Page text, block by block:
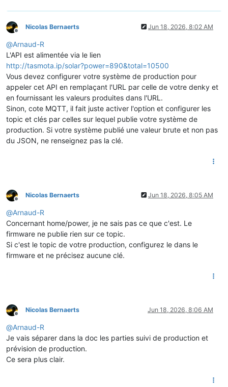
Offline
Nicolas Bernaerts Jun 18, 2026, 8:02 AM
@Arnaud-R
L'API est alimentée via le lien
http://tasmota.ip/solar?power=890&total=10500
Vous devez configurer votre système de production pour
appeler cet API en remplaçant l'URL par celle de votre denky et
en fournissant les valeurs produites dans l'URL.
Sinon, cote MQTT, il fait juste activer l'option et configurer les
topic et clés par celles sur lequel publie votre système de
production. Si votre système publié une valeur brute et non pas
du JSON, ne renseignez pas la clé.
Offline
Nicolas Bernaerts Jun 18, 2026, 8:05 AM
@Arnaud-R
Concernant home/power, je ne sais pas ce que c'est. Le
firmware ne publie rien sur ce topic.
Si c'est le topic de votre production, configurez le dans le
firmware et ne précisez aucune clé.
Offline
Nicolas Bernaerts Jun 18, 2026, 8:06 AM
@Arnaud-R
Je vais séparer dans la doc les parties suivi de production et
prévision de production.
Ce sera plus clair.